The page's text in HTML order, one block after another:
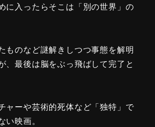
に入ったらそこは「別の世界」の
ものなど謎解きしつつ事態を解明
、最後は脳をぶっ飛ばして完了と
ャーや芸術的死体など「独特」で
い映画。